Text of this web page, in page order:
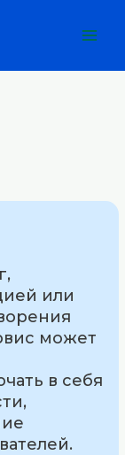
или
может
в себя